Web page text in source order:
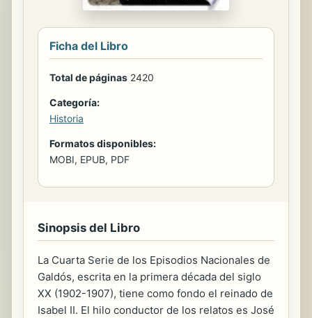
Ficha del Libro
Total de páginas 2420
Categoría:
Historia
Formatos disponibles:
MOBI, EPUB, PDF
Sinopsis del Libro
La Cuarta Serie de los Episodios Nacionales de
Galdós, escrita en la primera década del siglo
XX (1902-1907), tiene como fondo el reinado de
Isabel II. El hilo conductor de los relatos es José